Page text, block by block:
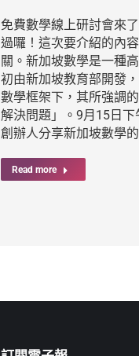
免費數學線上研討會來
過囉！這次要介紹的內
關。新加坡數學是一種
初由新加坡教育部開發
數學框架下，其所強調
解決問題」。9月15日
創辦人分享新加坡數學的
Read more